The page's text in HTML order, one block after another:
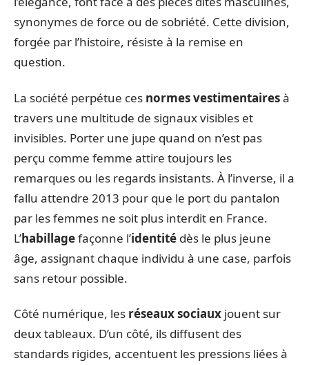
synonymes de force ou de sobriété. Cette division,
forgée par l’histoire, résiste à la remise en
question.
La société perpétue ces normes vestimentairesà
travers une multitude de signaux visibles et
invisibles. Porter une jupe quand on n’est pas
perçu comme femme attire toujours les
remarques ou les regards insistants. À l’inverse, il a
fallu attendre 2013 pour que le port du pantalon
par les femmes ne soit plus interdit en France.
L’habillagefaçonne l’identité dès le plus jeune
âge, assignant chaque individu à une case, parfois
sans retour possible.
Côté numérique, les réseaux sociaux jouent sur
deux tableaux. D’un côté, ils diffusent des
standards rigides, accentuent les pressions liées à